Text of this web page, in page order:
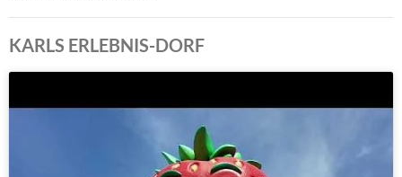
KARLS ERLEBNIS-DORF